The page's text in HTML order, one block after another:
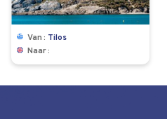
Van
Tilos
Naar